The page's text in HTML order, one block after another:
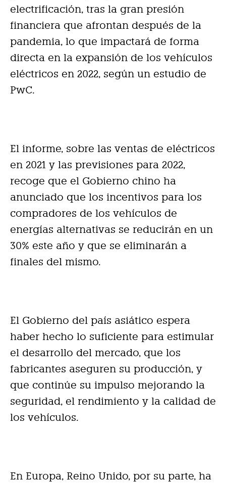
electrificación, tras la gran presión
financiera que afrontan después de la
pandemia, lo que impactará de forma
directa en la expansión de los vehículos
eléctricos en 2022, según un estudio de
PwC.
El informe, sobre las ventas de eléctricos
en 2021 y las previsiones para 2022,
recoge que el Gobierno chino ha
anunciado que los incentivos para los
compradores de los vehículos de
energías alternativas se reducirán en un
30% este año y que se eliminarán a
finales del mismo.
El Gobierno del país asiático espera
haber hecho lo suficiente para estimular
el desarrollo del mercado, que los
fabricantes aseguren su producción, y
que continúe su impulso mejorando la
seguridad, el rendimiento y la calidad de
los vehículos.
En Europa, Reino Unido, por su parte, ha